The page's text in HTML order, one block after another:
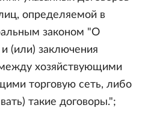
определяемой в
законом "О
(или) заключения
хозяйствующими
торговую сеть, либо
такие договоры.";